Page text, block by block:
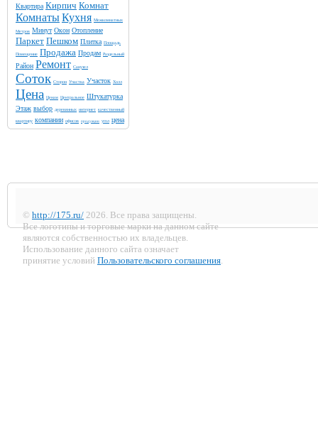
Квартира Кирпич Комнат
КомнатыКухня Межкомнатных
Метров Минут Окон Отопление
Паркет Пешком Плитка Площадь
Помещение Продажа Продам Раздельный
Район Ремонт Санузел
Соток Сторон Участка Участок Холл
Цена Ценам Центральное Штукатурка
Этаж выбор деревянных интернет качественный
квартиру компании офисов продукции угол цена
© http://175.ru/ 2026. Все права защищены.
Все логотипы и торговые марки на данном сайте
являются собственностью их владельцев.
Использование данного сайта означает
принятие условий Пользовательского соглашения.